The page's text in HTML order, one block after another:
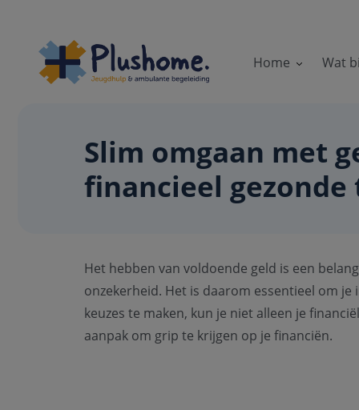
Home Wat
Slim omgaan met
financieel
Het hebben van voldoende geld is een
onzekerheid. Het is daarom essentieel om
keuzes te maken, kun je niet alleen je
aanpak om grip te krijgen op je financiën.